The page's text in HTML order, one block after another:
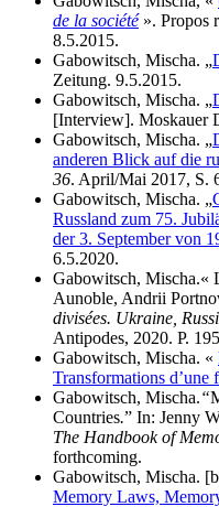
de la société». Propos
8.5.2015.
Gabowitsch, Mischa. „
Zeitung. 9.5.2015.
Gabowitsch, Mischa. „
[Interview]. Moskauer
Gabowitsch, Mischa. „
anderen Blick auf die
36. April/Mai 2017, S.
Gabowitsch, Mischa. „
Russland zum 75.
der 3. September von
6.5.2020.
Gabowitsch, Mischa.«
Aunoble, Andrii
divisées. Ukraine,
Antipodes, 2020. P.
Gabowitsch, Mischa. «
Transformations d’une
Gabowitsch, Mischa.“
Countries.” In: Jenny
The Handbook of
forthcoming.
Gabowitsch, Mischa.
Memory Laws,